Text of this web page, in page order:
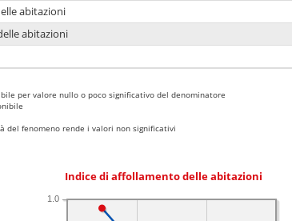
abitazioni
abitazioni
per valore nullo o poco significativo del denominatore
del fenomeno rende i valori non significativi
Indice di affollamento delle abitazioni
1.0